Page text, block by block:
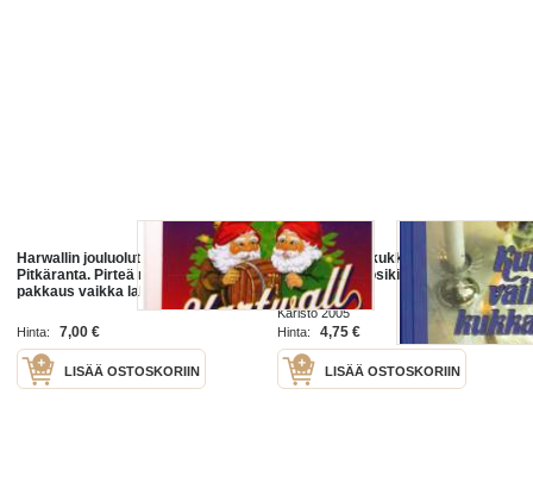
Harwallin jouluolut / Marja Liisa
Pitkäranta. Pirteä raikkaan oloinen
pakkaus vaikka lahjapaketiksi
pakaten oluen ystävälle.
Hinta: 7,00 €
LISÄÄ OSTOSKORIIN
Kutsu vaikka kukkaseksi :
nimitiedon vuosikirja, 2005. 7.
painos
Karisto 2005
Hinta:
4,75 €
LISÄÄ OSTOSKORIIN